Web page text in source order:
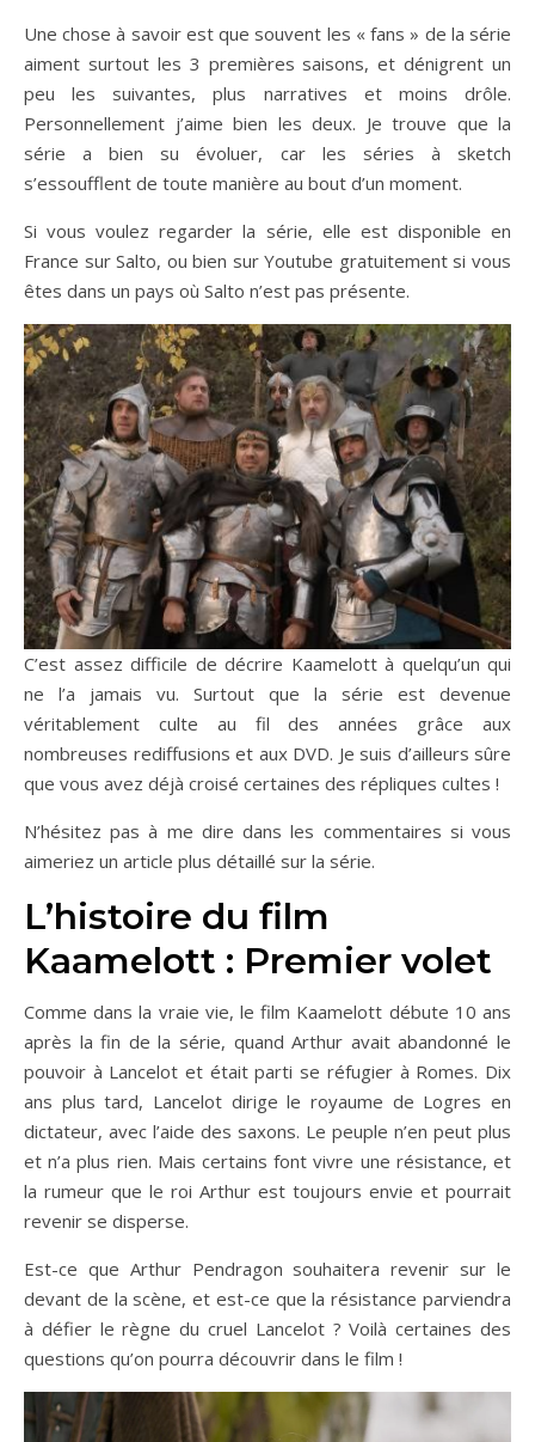
Une chose à savoir est que souvent les « fans » de la série
aiment surtout les 3 premières saisons, et dénigrent un
peu les suivantes, plus narratives et moins drôle.
Personnellement j’aime bien les deux. Je trouve que la
série a bien su évoluer, car les séries à sketch
s’essoufflent de toute manière au bout d’un moment.
Si vous voulez regarder la série, elle est disponible en
France sur Salto, ou bien sur Youtube gratuitement si vous
êtes dans un pays où Salto n’est pas présente.
C’est assez difficile de décrire Kaamelott à quelqu’un qui
ne l’a jamais vu. Surtout que la série est devenue
véritablement culte au fil des années grâce aux
nombreuses rediffusions et aux DVD. Je suis d’ailleurs sûre
que vous avez déjà croisé certaines des répliques cultes !
N’hésitez pas à me dire dans les commentaires si vous
aimeriez un article plus détaillé sur la série.
L’histoire du film
Kaamelott : Premier volet
Comme dans la vraie vie, le film Kaamelott débute 10 ans
après la fin de la série, quand Arthur avait abandonné le
pouvoir à Lancelot et était parti se réfugier à Romes. Dix
ans plus tard, Lancelot dirige le royaume de Logres en
dictateur, avec l’aide des saxons. Le peuple n’en peut plus
et n’a plus rien. Mais certains font vivre une résistance, et
la rumeur que le roi Arthur est toujours envie et pourrait
revenir se disperse.
Est-ce que Arthur Pendragon souhaitera revenir sur le
devant de la scène, et est-ce que la résistance parviendra
à défier le règne du cruel Lancelot ? Voilà certaines des
questions qu’on pourra découvrir dans le film !